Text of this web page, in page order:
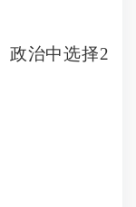
政治中选择2